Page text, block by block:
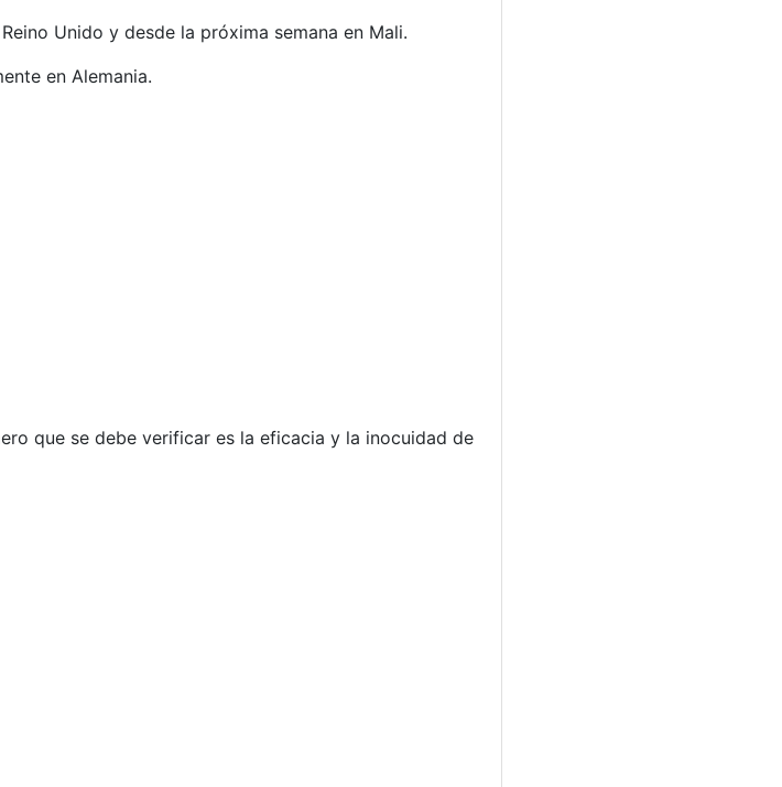
Unido y desde la próxima semana en Mali.
en Alemania.
que se debe verificar es la eficacia y la inocuidad de